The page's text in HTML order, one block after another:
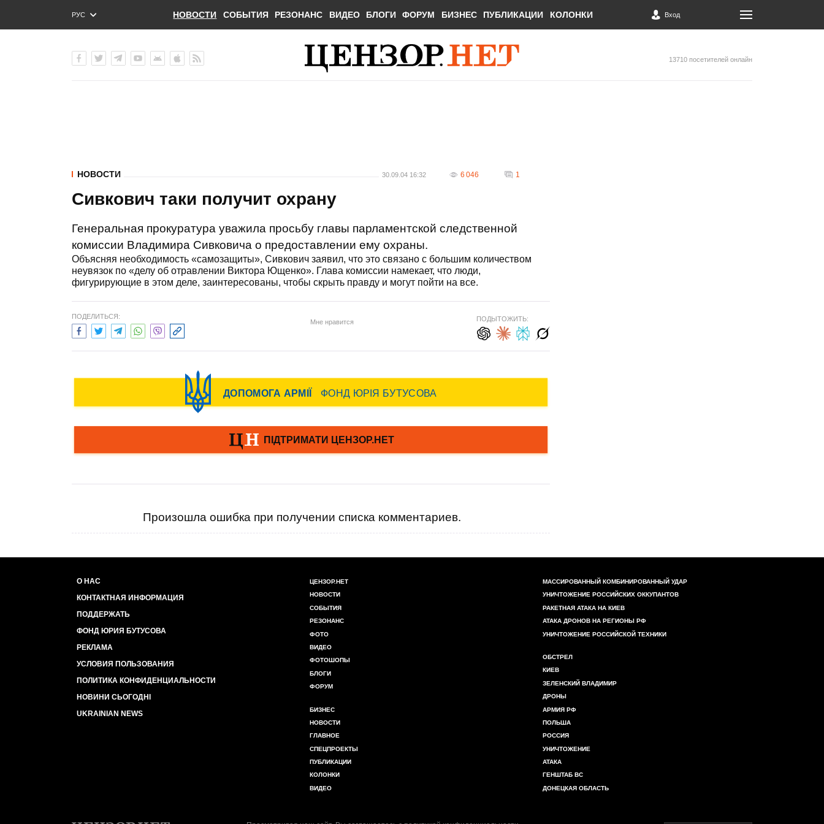
РУС
ENG
НОВОСТИ СОБЫТИЯ РЕЗОНАНС ВИДЕО БЛОГИ ФОРУМ БИЗНЕС ПУБЛИКАЦИИ КОЛОНКИ Вход
13710 посетителей онлайн
НОВОСТИ 30.09.04 16:32 6 046 1
Сивкович таки получит охрану
Генеральная прокуратура уважила просьбу главы парламентской следственной
комиссии Владимира Сивковича о предоставлении ему охраны.
Объясняя необходимость «самозащиты», Сивкович заявил, что это связано с большим количеством
неувязок по «делу об отравлении Виктора Ющенко». Глава комиссии намекает, что люди,
фигурирующие в этом деле, заинтересованы, чтобы скрыть правду и могут пойти на все.
ПОДЕЛИТЬСЯ:
Мне нравится ПОДЫТОЖИТЬ:
Произошла ошибка при получении списка комментариев.
О НАС
КОНТАКТНАЯ ИНФОРМАЦИЯ
ПОДДЕРЖАТЬ
ФОНД ЮРИЯ БУТУСОВА
РЕКЛАМА
УСЛОВИЯ ПОЛЬЗОВАНИЯ
ПОЛИТИКА КОНФИДЕНЦИАЛЬНОСТИ
НОВИНИ СЬОГОДНІ
UKRAINIAN NEWS
ЦЕНЗОР.НЕТ
НОВОСТИ
СОБЫТИЯ
РЕЗОНАНС
ФОТО
ВИДЕО
ФОТОШОПЫ
БЛОГИ
ФОРУМ
БИЗНЕС
НОВОСТИ
ГЛАВНОЕ
СПЕЦПРОЕКТЫ
ПУБЛИКАЦИИ
КОЛОНКИ
ВИДЕО
МАССИРОВАННЫЙ КОМБИНИРОВАННЫЙ УДАР
УНИЧТОЖЕНИЕ РОССИЙСКИХ ОККУПАНТОВ
РАКЕТНАЯ АТАКА НА КИЕВ
АТАКА ДРОНОВ НА РЕГИОНЫ РФ
УНИЧТОЖЕНИЕ РОССИЙСКОЙ ТЕХНИКИ
ОБСТРЕЛ
КИЕВ
ЗЕЛЕНСКИЙ ВЛАДИМИР
ДРОНЫ
АРМИЯ РФ
ПОЛЬША
РОССИЯ
УНИЧТОЖЕНИЕ
АТАКА
ГЕНШТАБ ВС
ДОНЕЦКАЯ ОБЛАСТЬ